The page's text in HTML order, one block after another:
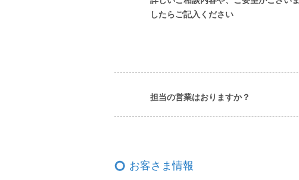
したらご記入ください
担当の営業はおりますか？
お客さま情報